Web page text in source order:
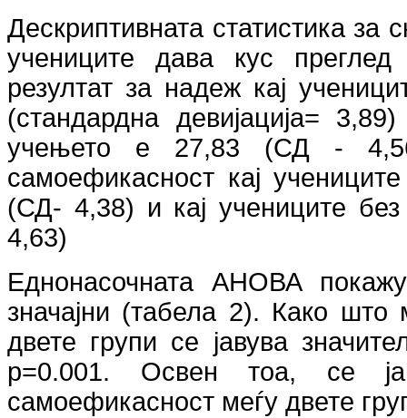
Дескриптивната статистика
учениците дава кус
резултат за надеж кај
(стандардна девијација=
учењето е 27,83 (СД -
самоефикасност кај
(СД- 4,38) и кај учениците
4,63)
Еднонасочната АНОВА
значајни (табела 2). Како
двете групи се јавува
p=0.001. Освен тоа, се
самоефикасност меѓу двете